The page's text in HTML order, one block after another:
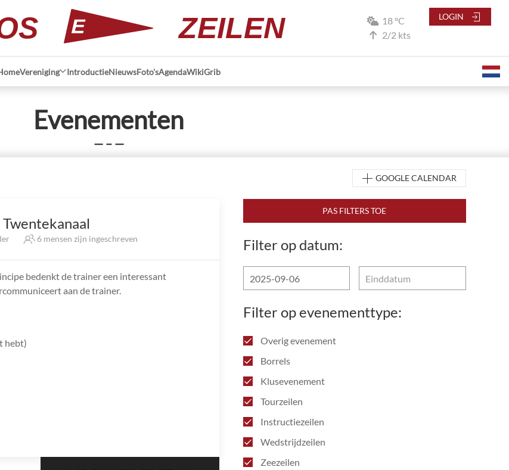
18 °C
2/2 kts
ZEILEN
Vereniging IntroductieNieuwsFoto'sAgendaWikiGrib
LOGIN
Evenementen
— – —
GOOGLE CALENDAR
Filter op datum:
Filter op evenementtype:
Overig evenement
Borrels
Klusevenement
Tourzeilen
Instructiezeilen
Wedstrijdzeilen
Zeezeilen
6 mensen zijn ingeschreven
bedenkt de trainer een interessant
aan de trainer.
hebt)